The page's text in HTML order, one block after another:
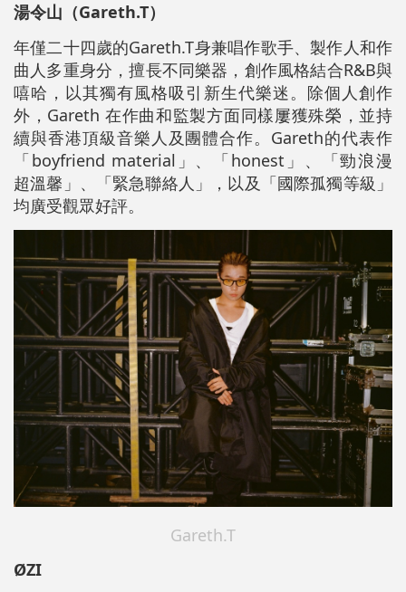
湯令山（Gareth.T）
年僅二十四歲的Gareth.T身兼唱作歌手、製作人和作
曲人多重身分，擅長不同樂器，創作風格結合R&B與
嘻哈，以其獨有風格吸引新生代樂迷。除個人創作
外，Gareth 在作曲和監製方面同樣屢獲殊榮，並持
續與香港頂級音樂人及團體合作。Gareth的代表作
「boyfriend material」、「honest」、「勁浪漫
超溫馨」、「緊急聯絡人」，以及「國際孤獨等級」
均廣受觀眾好評。
Gareth.T
ØZI